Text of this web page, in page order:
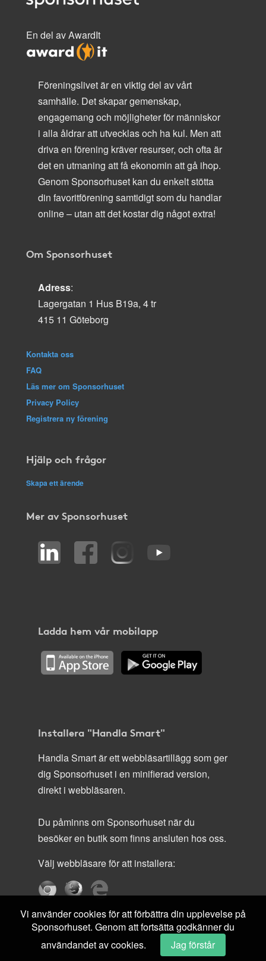
En del av AwardIt
Föreningslivet är en viktig del av vårt
samhälle. Det skapar gemenskap,
engagemang och möjligheter för människor
i alla åldrar att utvecklas och ha kul. Men att
driva en förening kräver resurser, och ofta är
det en utmaning att få ekonomin att gå ihop.
Genom Sponsorhuset kan du enkelt stötta
din favoritförening samtidigt som du handlar
online – utan att det kostar dig något extra!
Om Sponsorhuset
Adress:
Lagergatan 1 Hus B19a, 4 tr
415 11 Göteborg
Kontakta oss
FAQ
Läs mer om Sponsorhuset
Privacy Policy
Registrera ny förening
Hjälp och frågor
Skapa ett ärende
Mer av Sponsorhuset
Ladda hem vår mobilapp
Installera "Handla Smart"
Handla Smart är ett webbläsartillägg som ger
dig Sponsorhuset i en minifierad version,
direkt i webbläsaren.
Du påminns om Sponsorhuset när du
besöker en butik som finns ansluten hos oss.
Välj webbläsare för att installera:
Vi använder cookies för att förbättra din upplevelse på
Sponsorhuset. Genom att fortsätta godkänner du
användandet av cookies.
Jag förstår